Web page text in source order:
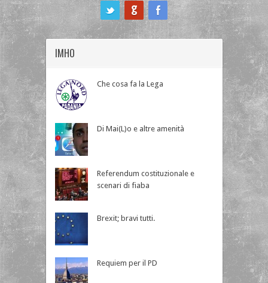
IMHO
Che cosa fa la Lega
Di Mai(L)o e altre amenità
Referendum costituzionale e
scenari di fiaba
Brexit; bravi tutti.
Requiem per il PD